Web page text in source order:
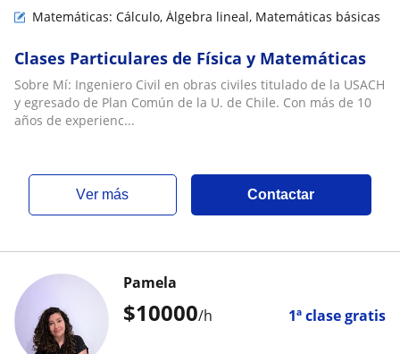
Matemáticas: Cálculo, Álgebra lineal, Matemáticas básicas
Clases Particulares de Física y Matemáticas
Sobre Mí: Ingeniero Civil en obras civiles titulado de la USACH
y egresado de Plan Común de la U. de Chile. Con más de 10
años de experienc...
ver más Contactar
$10000/h 1ª clase gratis
Pamela